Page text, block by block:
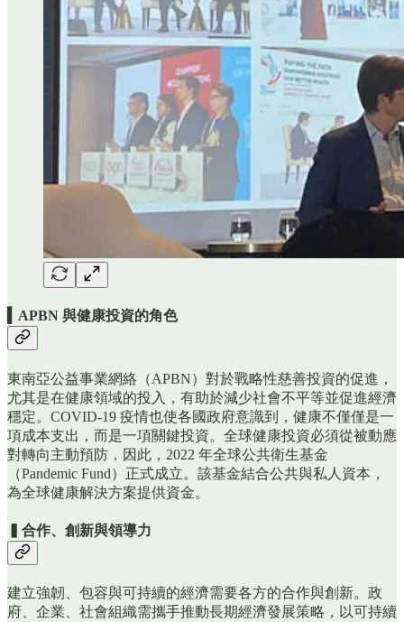
▍APBN 與健康投資的角色
東南亞公益事業網絡（APBN）對於戰略性慈善投資的促進，
尤其是在健康領域的投入，有助於減少社會不平等並促進經濟
穩定。COVID-19 疫情也使各國政府意識到，健康不僅僅是一
項成本支出，而是一項關鍵投資。全球健康投資必須從被動應
對轉向主動預防，因此，2022 年全球公共衛生基金
（Pandemic Fund）正式成立。該基金結合公共與私人資本，
為全球健康解決方案提供資金。
▍合作、創新與領導力
建立強韌、包容與可持續的經濟需要各方的合作與創新。政
府、企業、社會組織需攜手推動長期經濟發展策略，以可持續